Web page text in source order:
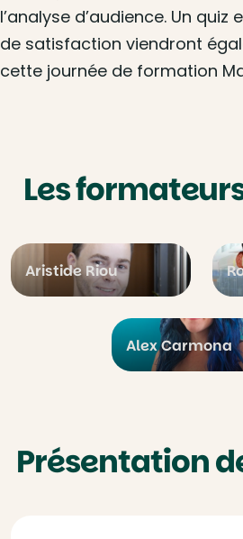
l’analyse d’audience. Un
de satisfaction viendront
cette journée de formation
Les
Aristide Riou
Alex Carmona
Présentation